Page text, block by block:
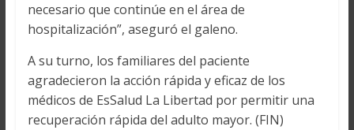
necesario que continúe en el área de
hospitalización”, aseguró el galeno.
A su turno, los familiares del paciente
agradecieron la acción rápida y eficaz de los
médicos de EsSalud La Libertad por permitir una
recuperación rápida del adulto mayor. (FIN)